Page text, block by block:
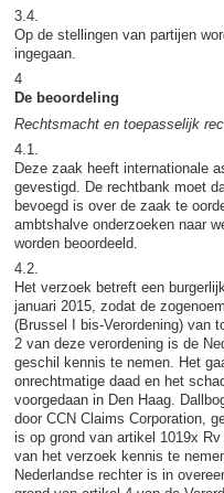
3.4.
Op de stellingen van partijen
ingegaan.
4
De beoordeling
Rechtsmacht en toepasselijk
4.1.
Deze zaak heeft internationale
gevestigd. De rechtbank moet
bevoegd is over de zaak te
ambtshalve onderzoeken naar
worden beoordeeld.
4.2.
Het verzoek betreft een
januari 2015, zodat de
(Brussel I bis-Verordening) van
2 van deze verordening is de
geschil kennis te nemen. Het
onrechtmatige daad en het
voorgedaan in Den Haag.
door CCN Claims Corporation,
is op grond van artikel 1019x
van het verzoek kennis te
Nederlandse rechter is in